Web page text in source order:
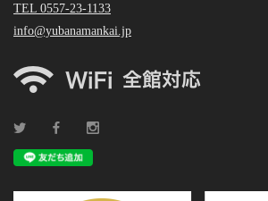
TEL 0557-23-1133
info@yubanamankai.jp